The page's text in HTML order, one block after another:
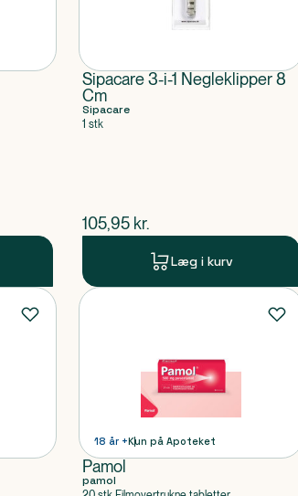
Sipacare 3-i-1 Negleklipper 8
Cm
Sipacare
1 stk
$nuværende pris
105,95 kr.
Læg i kurv
18 år +Kun på Apoteket
Pamol
pamol